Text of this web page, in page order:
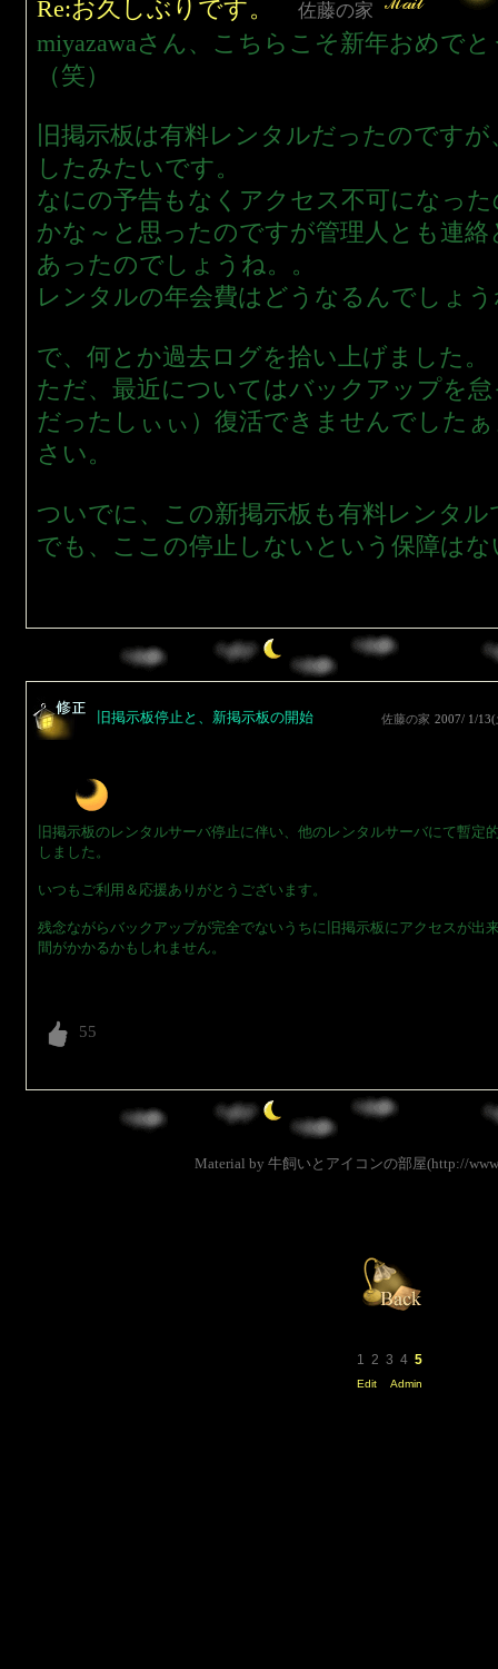
Re:お久しぶりです。 佐藤の家
miyazawaさん、こちらこそ新年おめで
（笑）
旧掲示板は有料レンタルだったのです
したみたいです。
なにの予告もなくアクセス不可になっ
かな～と思ったのですが管理人とも連
あったのでしょうね。。
レンタルの年会費はどうなるんでしょ
で、何とか過去ログを拾い上げました。
ただ、最近についてはバックアップを
だったしぃぃ）復活できませんでした
さい。
ついでに、この新掲示板も有料レンタル
でも、ここの停止しないという保障は
旧掲示板停止と、新掲示板の開始 佐藤の家 2007/ 1/
旧掲示板のレンタルサーバ停止に伴い、他のレンタルサーバにて暫定
しました。
いつもご利用＆応援ありがとうございます。
残念ながらバックアップが完全でないうちに旧掲示板にアクセスが出
間がかかるかもしれません。
Material by 牛飼いとアイコンの部屋(http://
1 2 3 4 5
Edit Admin